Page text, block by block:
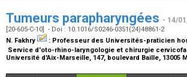
Tumeurs parapharyngées - 14/
[20-605-C-10] - Doi : 10.1016/S0246-0351(24)48861-2
N. Fakhry
: Professeur des Universités-praticien
Service d'oto-rhino-laryngologie et chirurgie
Université d'Aix-Marseille, 147, boulevard Baille, 13005